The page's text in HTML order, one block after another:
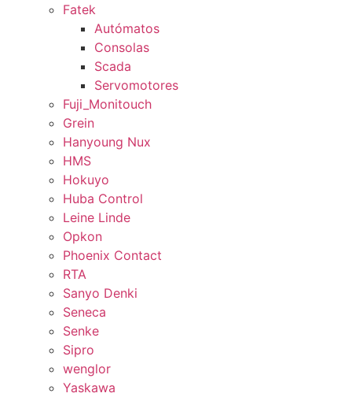
Fatek
Autómatos
Consolas
Scada
Servomotores
Fuji_Monitouch
Grein
Hanyoung Nux
HMS
Hokuyo
Huba Control
Leine Linde
Opkon
Phoenix Contact
RTA
Sanyo Denki
Seneca
Senke
Sipro
wenglor
Yaskawa